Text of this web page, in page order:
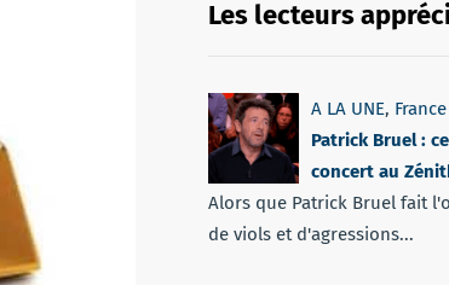
Les lecteurs
A LA UNE, France
Patrick Bruel :
concert au
Alors que Patrick Bruel fait
de viols et d'agressions...